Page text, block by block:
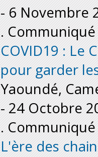
- 6 Novembre
.
COVID19 : Le
pour garder
Yaoundé,
- 24 Octobre
.
L'ère des